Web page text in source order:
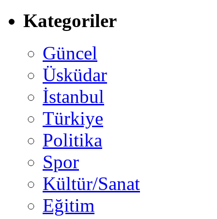
Kategoriler
Güncel
Üsküdar
İstanbul
Türkiye
Politika
Spor
Kültür/Sanat
Eğitim